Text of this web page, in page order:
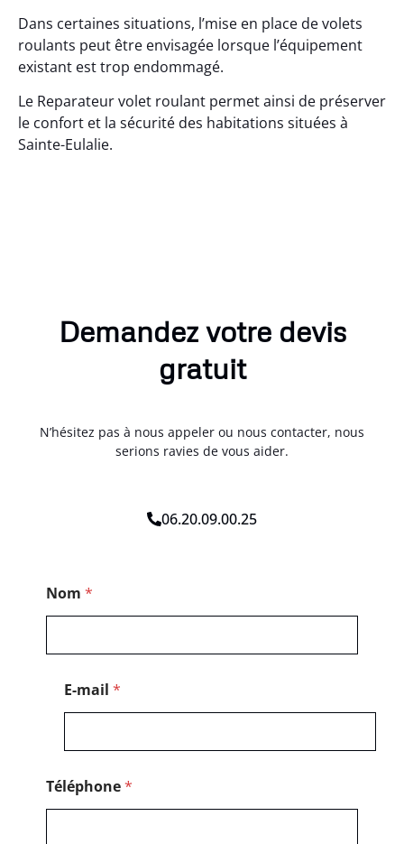
Dans certaines situations, l’mise en place de volets
roulants peut être envisagée lorsque l’équipement
existant est trop endommagé.
Le Reparateur volet roulant permet ainsi de préserver
le confort et la sécurité des habitations situées à
Sainte-Eulalie.
Demandez votre devis
gratuit
N’hésitez pas à nous appeler ou nous contacter, nous
serions ravies de vous aider.
06.20.09.00.25
Nom *
E-mail *
Téléphone*